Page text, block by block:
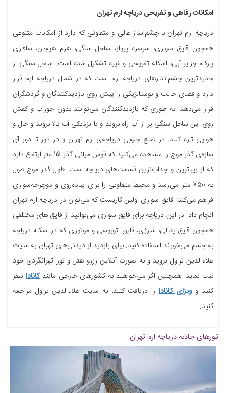
امکانات رفاهی و تفریحی دریاچه ارم تهران
دریاچه ارم تهران با چشم‌انداز عالی و متفاوتی که دارد از امکانات متنوعی
همچون قایق سواری، سرسره پرواز، ساحل سنگی، هرم هیجان، سافاری
پارک، جزایر آبی، اسکله تفریحی و غیره تشکیل شده است. ساحل سنگی از
جدیدترین چشم‌اندازهای دریاچه ارم است که در شمال دریاچه ارم قرار
دارد و فضای جالب و نوستالژیکی را پیش روی بازدیدکنندگان و گردشگران
قرار می‌دهد. به طوری که بازدیدکنندگان می‌توانند بدون جوراب و کفش
روی این ساحل سنگی پر از آب راه بروند و تا نزدیکی آب بالا بروند و حال و
هوایی تازه کنند. در ضلع جنوبی دریاچه‌ی ارم تهران و در دور تا دور آن
سازه‌ی گذر موج را مشاهده می‌کنید که قوس میانی گذر 15 متر ارتفاع دارد
که از زیباترین و جذاب‌ترین قسمت‌های دریاچه است. طول گذر موج طول
به 750 متر می‌رسد و محیط متفاوتی را برای پیاده‌روی و دوچرخه‌سواری
فراهم می‌کند. قایق سواری اولین کاریست که می‌توان در دریاچه ارم تهران
انجام داد. در این دریاچه برای قایق سواری می‌توانید از قایق های مختلفی
همچون قایق پدالی، شارژی، قایق اتوبوسی و موتوری که در اسکله دریاچه
به چشم می‌خورند استفاده کنید. برای بازدید از دیدنی‌های تهران به سایت
علاءالدین تراول بروید و به صورت آنلاین رزرو هتل و تور تهرانگردی خود
ثبت نماید. همچنین اگر می‌خواهید به کشورهای خارجی مانندکانادا سفر
کنید وویزای کانادارا دریافت کنید، به سایت علاءالدین تراول مراجعه
کنید.
تورهای جاذبه دریاچه ارم تهران